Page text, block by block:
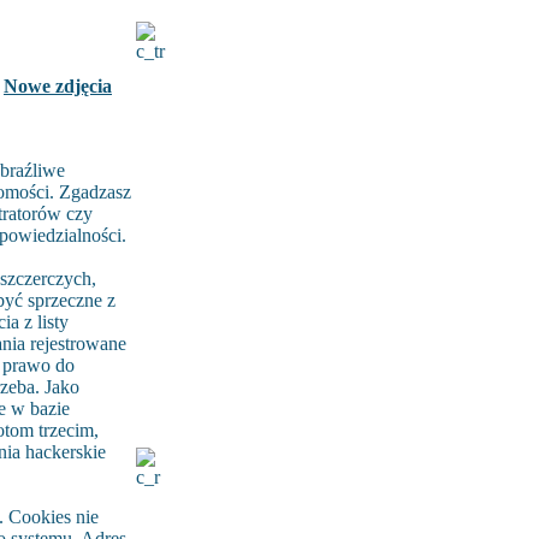
Nowe zdjęcia
Zgadzasz
czy
sprzeczne z
z listy
rejestrowane
do
Jako
w bazie
trzecim,
hackerskie
Cookies nie